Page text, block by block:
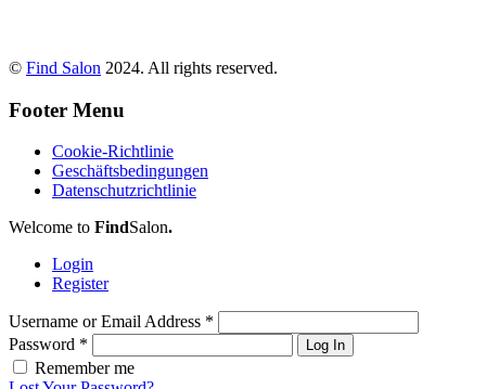
© Find Salon 2024. All rights reserved.
Footer Menu
Cookie-Richtlinie
Geschäftsbedingungen
Datenschutzrichtlinie
Welcome to FindSalon.
Login
Register
Username or Email Address *
Password * Log In
Remember me